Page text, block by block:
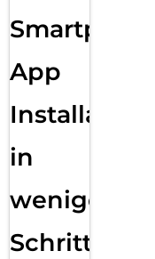
Smartphone
App
Installation
in
wenigen
Schritten